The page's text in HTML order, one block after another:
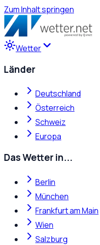
Zum Inhalt springen
Wetter
Länder
Deutschland
Österreich
Schweiz
Europa
Das Wetter in...
Berlin
München
Frankfurt am Main
Wien
Salzburg